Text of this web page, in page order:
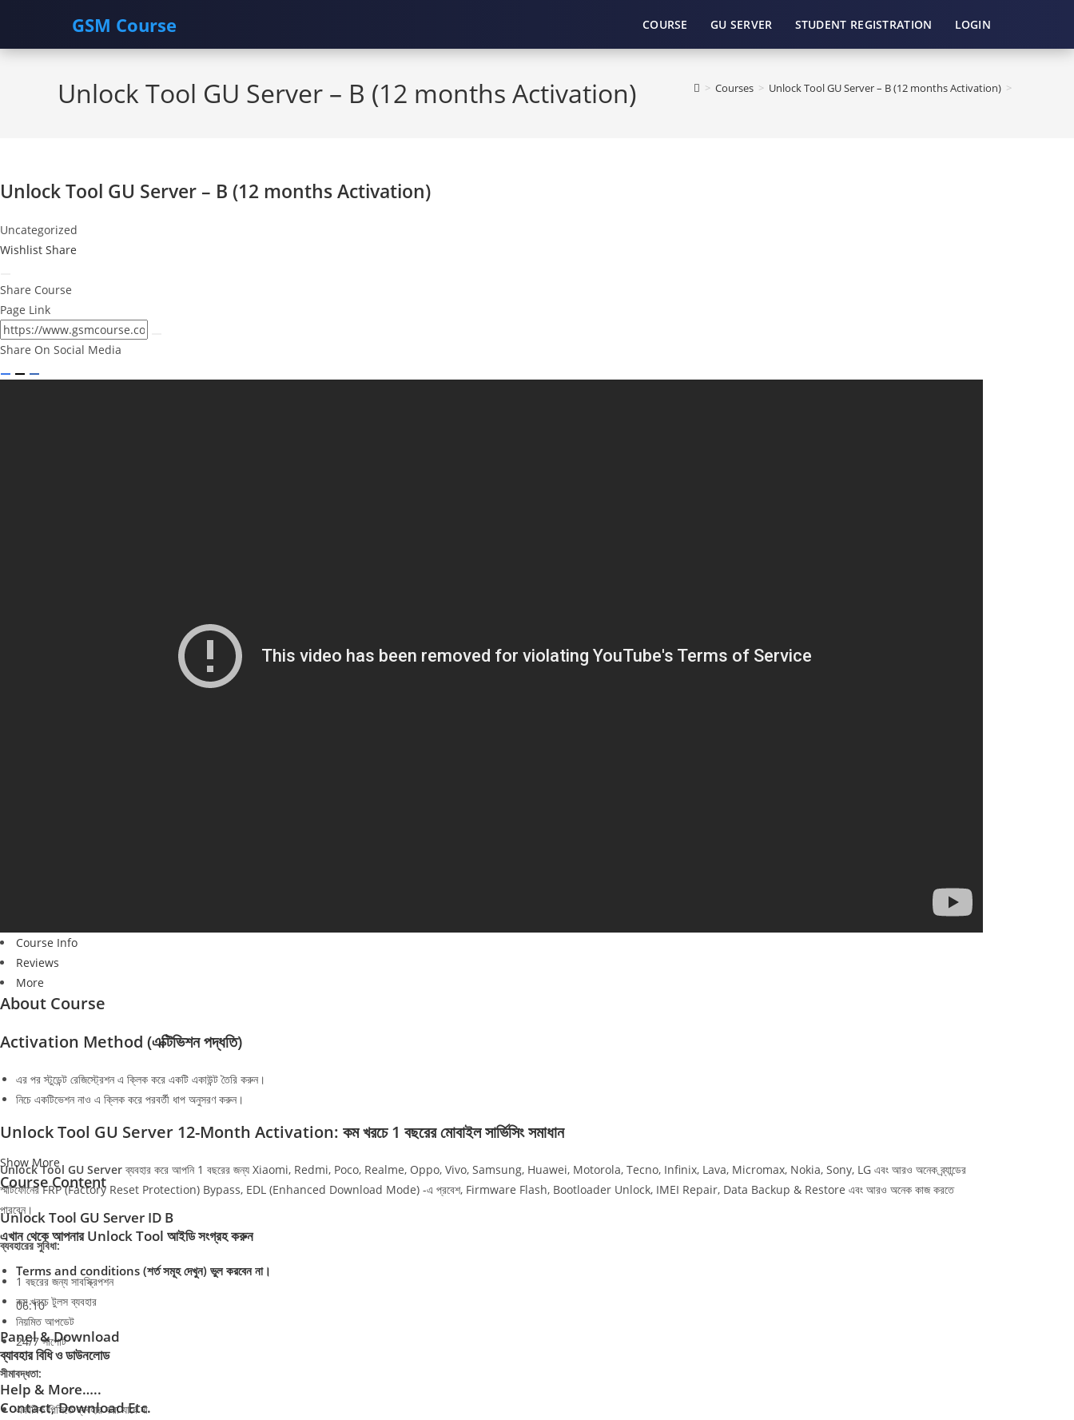
GSM Course COURSE GU SERVER STUDENT REGISTRATION LOGIN
Skip
Unlock Tool GU Server – B (12 months Activation) > Courses > Unlock Tool GU Server – B (12 months Activation) >
Unlock Tool GU Server – B (12 months Activation)
Uncategorized
Wishlist Share
Share Course
Page Link
Share On Social Media
Course Info
Reviews
More
About Course
Activation Method (এক্টিভিশন পদ্ধতি)
এর পর স্টুডেন্ট রেজিস্ট্রেশন এ ক্লিক করে একটি একাউন্ট তৈরি করুন।
নিচে একটিভেশন নাও এ ক্লিক করে পরবর্তী ধাপ অনুসরণ করুন।
Unlock Tool GU Server 12-Month Activation: কম খরচে 1 বছরের মোবাইল সার্ভিসিং সমাধান
Unlock Tool GU Serverব্যবহার করে আপনি 1 বছরের জন্য Xiaomi, Redmi, Poco, Realme, Oppo, Vivo, Samsung, Huawei, Motorola, Tecno, Infinix, Lava, Micromax, Nokia, Sony, LG এবং আরও অনেক ব্র্যান্ডের
স্মার্টফোনের FRP (Factory Reset Protection) Bypass, EDL (Enhanced Download Mode) -এ প্রবেশ, Firmware Flash, Bootloader Unlock, IMEI Repair, Data Backup & Restore এবং আরও অনেক কাজ করতে
পারবেন।
ব্যবহারের সুবিধা:
1 বছরের জন্য সাবস্ক্রিপশন
কম খরচে টুলস ব্যবহার
নিয়মিত আপডেট
24/7 সাপোর্ট
সীমাবদ্ধতা:
একাধিক পিসিতে ব্যবহার করা যাবে না
Show More
Course Content
Unlock Tool GU Server ID B
এখান থেকে আপনার Unlock Tool আইডি সংগ্রহ করুন
Terms and conditions (শর্ত সমূহ দেখুন) ভুল করবেন না।
06:10
Panel & Download
ব্যাবহার বিধি ও ডাউনলোড
Help & More…..
Contact, Download Etc.